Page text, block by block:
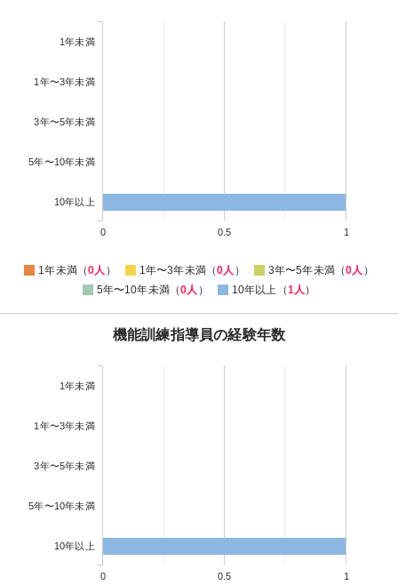
1年未満
1年〜3年未満
3年〜5年未満
5年〜10年未満
10年以上
0 0.5 1
1年未満（0人 ） 1年〜3年未満（0人 ） 3年〜5年未満（0人 ）
5年〜10年未満（0人 ） 10年以上（1人 ）
機能訓練指導員の経験年数
1年未満
1年〜3年未満
3年〜5年未満
5年〜10年未満
10年以上
0 0.5 1